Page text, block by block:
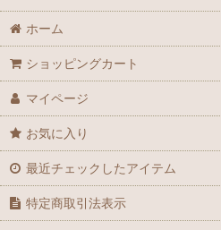
ホーム
ショッピングカート
マイページ
お気に入り
最近チェックしたアイテム
特定商取引法表示